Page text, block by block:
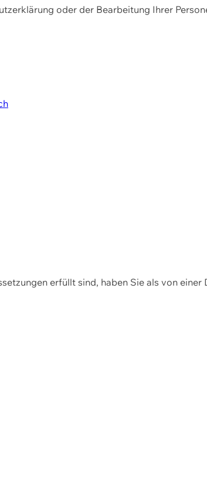
oder der Bearbeitung Ihrer
erfüllt sind, haben Sie als von